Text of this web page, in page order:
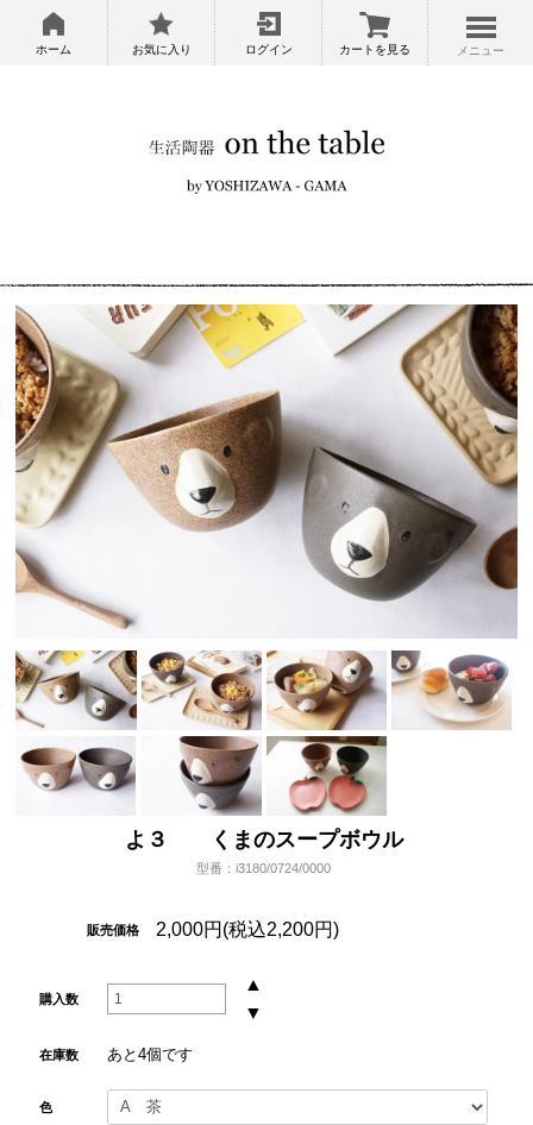
ホーム お気に入り ログイン カートを見る メニュー
よ３ くまのスープボウル
型番：i3180/0724/0000
販売価格 2,000円(税込2,200円)
購入数
▲
▼
在庫数 あと4個です
色